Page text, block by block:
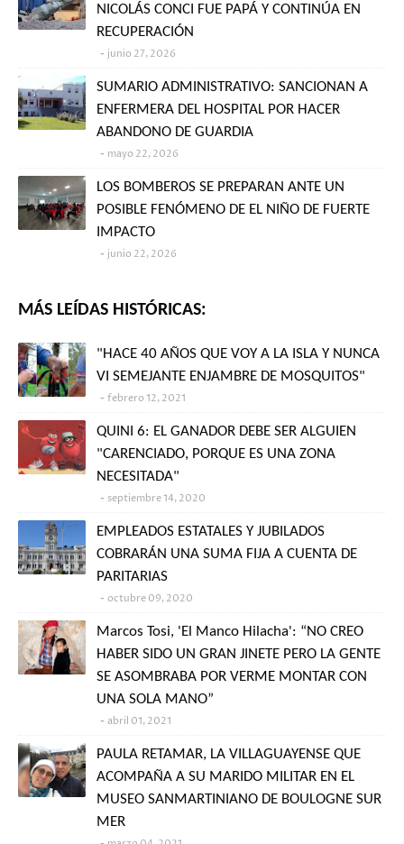
NICOLÁS CONCI FUE PAPÁ Y CONTINÚA EN
RECUPERACIÓN
junio 27, 2026
SUMARIO ADMINISTRATIVO: SANCIONAN A
ENFERMERA DEL HOSPITAL POR HACER
ABANDONO DE GUARDIA
mayo 22, 2026
LOS BOMBEROS SE PREPARAN ANTE UN
POSIBLE FENÓMENO DE EL NIÑO DE FUERTE
IMPACTO
junio 22, 2026
MÁS LEÍDAS HISTÓRICAS:
"HACE 40 AÑOS QUE VOY A LA ISLA Y NUNCA
VI SEMEJANTE ENJAMBRE DE MOSQUITOS"
febrero 12, 2021
QUINI 6: EL GANADOR DEBE SER ALGUIEN
"CARENCIADO, PORQUE ES UNA ZONA
NECESITADA"
septiembre 14, 2020
EMPLEADOS ESTATALES Y JUBILADOS
COBRARÁN UNA SUMA FIJA A CUENTA DE
PARITARIAS
octubre 09, 2020
Marcos Tosi, 'El Manco Hilacha': “NO CREO
HABER SIDO UN GRAN JINETE PERO LA GENTE
SE ASOMBRABA POR VERME MONTAR CON
UNA SOLA MANO”
abril 01, 2021
PAULA RETAMAR, LA VILLAGUAYENSE QUE
ACOMPAÑA A SU MARIDO MILITAR EN EL
MUSEO SANMARTINIANO DE BOULOGNE SUR
MER